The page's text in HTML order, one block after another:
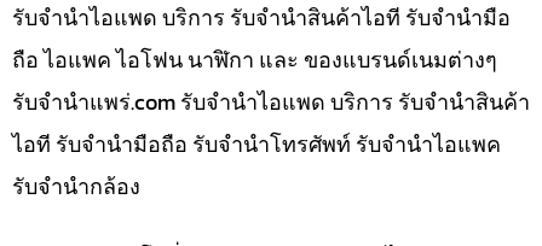
รับจำนำไอแพด บริการ รับจำนำสินค้าไอที รับจำนำมือ
ถือ ไอแพค ไอโฟน นาฬิกา และ ของแบรนด์เนมต่างๆ
รับจํานําแพร่.com รับจำนำไอแพด บริการ รับจำนำสินค้า
ไอที รับจำนำมือถือ รับจำนำโทรศัพท์ รับจำนำไอแพค
รับจำนำกล้อง